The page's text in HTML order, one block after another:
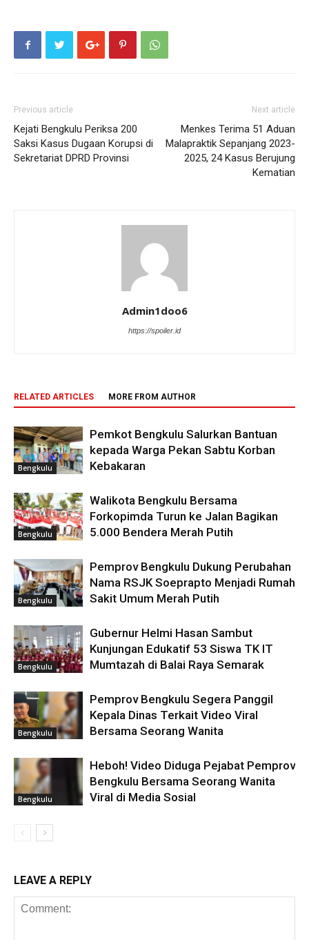
Previous article
Kejati Bengkulu Periksa 200
Saksi Kasus Dugaan Korupsi di
Sekretariat DPRD Provinsi
Next article
Menkes Terima 51 Aduan
Malapraktik Sepanjang 2023-
2025, 24 Kasus Berujung
Kematian
Admin1doo6
https://spoiler.id
RELATED ARTICLES MORE FROM AUTHOR
Bengkulu
Pemkot Bengkulu Salurkan Bantuan
kepada Warga Pekan Sabtu Korban
Kebakaran
Bengkulu
Walikota Bengkulu Bersama
Forkopimda Turun ke Jalan Bagikan
5.000 Bendera Merah Putih
Bengkulu
Pemprov Bengkulu Dukung Perubahan
Nama RSJK Soeprapto Menjadi Rumah
Sakit Umum Merah Putih
Bengkulu
Gubernur Helmi Hasan Sambut
Kunjungan Edukatif 53 Siswa TK IT
Mumtazah di Balai Raya Semarak
Bengkulu
Pemprov Bengkulu Segera Panggil
Kepala Dinas Terkait Video Viral
Bersama Seorang Wanita
Bengkulu
Heboh! Video Diduga Pejabat Pemprov
Bengkulu Bersama Seorang Wanita
Viral di Media Sosial
LEAVE A REPLY